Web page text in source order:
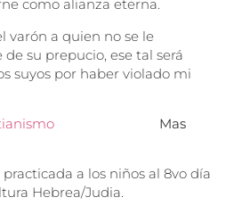
como alianza eterna.
varón a quien no se le
su prepucio, ese tal será
suyos por haber violado mi
Mas
a los niños al 8vo día
Hebrea/Judia.